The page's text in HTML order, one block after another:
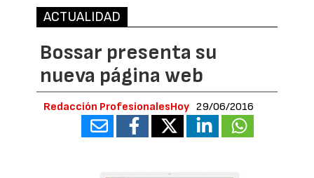
ACTUALIDAD
Bossar presenta su
nueva página web
Redacción ProfesionalesHoy 29/06/2016